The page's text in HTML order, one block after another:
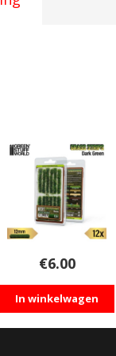
€6.00
In winkelwagen